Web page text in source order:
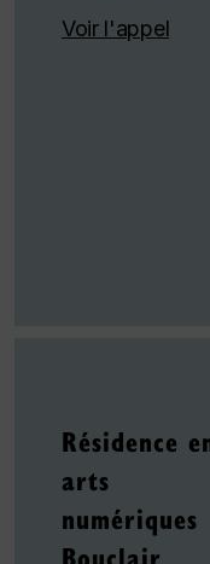
Voir l'appel
Résidence
arts
numériques
Bouclair